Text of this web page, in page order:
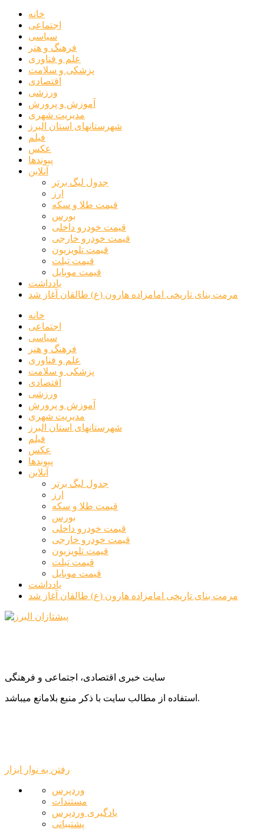
خانه
اجتماعی
سیاسی
فرهنگ و هنر
علم و فناوری
پزشکی و سلامت
اقتصادی
ورزشی
آموزش و پرورش
مدیریت شهری
شهرستانهای استان البرز
فیلم
عکس
پیوندها
آنلاین
جدول لیگ برتر
ارز
قیمت طلا و سکه
بورس
قیمت خودرو داخلی
قیمت خودرو خارجی
قیمت تلویزیون
قیمت تبلت
قیمت موبایل
یادداشت
مرمت بنای تاریخی امامزاده هارون (ع) طالقان آغاز شد
خانه
اجتماعی
سیاسی
فرهنگ و هنر
علم و فناوری
پزشکی و سلامت
اقتصادی
ورزشی
آموزش و پرورش
مدیریت شهری
شهرستانهای استان البرز
فیلم
عکس
پیوندها
آنلاین
جدول لیگ برتر
ارز
قیمت طلا و سکه
بورس
قیمت خودرو داخلی
قیمت خودرو خارجی
قیمت تلویزیون
قیمت تبلت
قیمت موبایل
یادداشت
مرمت بنای تاریخی امامزاده هارون (ع) طالقان آغاز شد
سایت خبری اقتصادی، اجتماعی و فرهنگی
استفاده از مطالب سایت با ذکر منبع بلامانع میباشد.
رفتن به نوار ابزار
درباره
وردپرس
وردپرس
مستندات
یادگیری وردپرس
پشتیبانی